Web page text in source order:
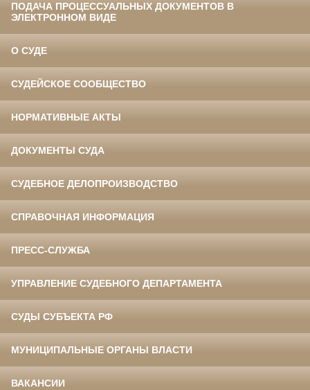
ПОДАЧА ПРОЦЕССУАЛЬНЫХ ДОКУМЕНТОВ В
ЭЛЕКТРОННОМ ВИДЕ
О СУДЕ
СУДЕЙСКОЕ СООБЩЕСТВО
НОРМАТИВНЫЕ АКТЫ
ДОКУМЕНТЫ СУДА
СУДЕБНОЕ ДЕЛОПРОИЗВОДСТВО
СПРАВОЧНАЯ ИНФОРМАЦИЯ
ПРЕСС-СЛУЖБА
УПРАВЛЕНИЕ СУДЕБНОГО ДЕПАРТАМЕНТА
СУДЫ СУБЪЕКТА РФ
МУНИЦИПАЛЬНЫЕ ОРГАНЫ ВЛАСТИ
ВАКАНСИИ